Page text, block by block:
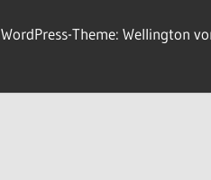
WordPress-Theme: Wellington